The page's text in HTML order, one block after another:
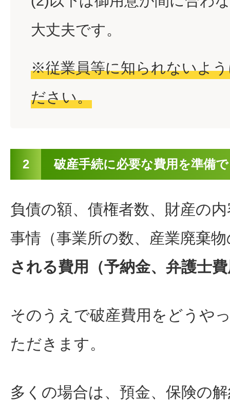
大丈夫です。
※従業員等に知られないよ
ださい。
2 破産手続に必要な費用を準備
負債の額、債権者数、財産の
事情（事業所の数、産業廃棄
される費用（予納金、弁護士
そのうえで破産費用をどうや
ただきます。
多くの場合は、預金、保険の